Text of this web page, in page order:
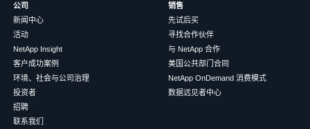
公司
新闻中心
活动
NetApp Insight
客户成功案例
环境、社会与公司治理
投资者
招聘
联系我们
销售
先试后买
寻找合作伙伴
与 NetApp 合作
美国公共部门合同
NetApp OnDemand 消费模式
数据远见者中心